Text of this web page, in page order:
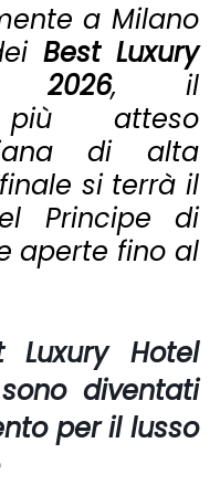
a Milano
Best Luxury
2026, il
più atteso
di alta
si terrà il
Principe di
aperte fino al
Hotel
diventati
per il lusso